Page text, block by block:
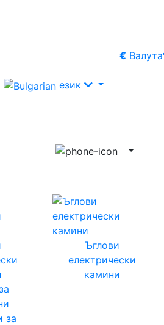
език
€ Валута
Ъглови
електрически
камини
за